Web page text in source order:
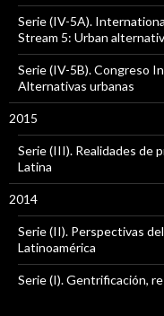
Serie (IV-5A).
Stream 5: Urban
Serie (IV-5B). Congreso
Alternativas urbanas
2015
Serie (III). Realidades de
Latina
2014
Serie (II). Perspectivas
Latinoamérica
Serie (I). Gentrificación,